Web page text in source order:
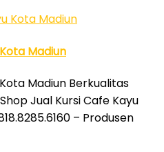
Madiun
Madiun Berkualitas
Jual Kursi Cafe Kayu
– Produsen